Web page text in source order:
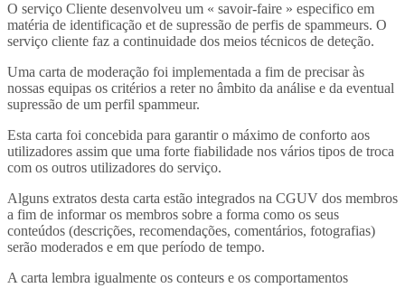
O serviço Cliente desenvolveu um « savoir-faire » especifico em
matéria de identificação et de supressão de perfis de spammeurs. O
serviço cliente faz a continuidade dos meios técnicos de deteção.
Uma carta de moderação foi implementada a fim de precisar às
nossas equipas os critérios a reter no âmbito da análise e da eventual
supressão de um perfil spammeur.
Esta carta foi concebida para garantir o máximo de conforto aos
utilizadores assim que uma forte fiabilidade nos vários tipos de troca
com os outros utilizadores do serviço.
Alguns extratos desta carta estão integrados na CGUV dos membros
a fim de informar os membros sobre a forma como os seus
conteúdos (descrições, recomendações, comentários, fotografias)
serão moderados e em que período de tempo.
A carta lembra igualmente os conteurs e os comportamentos